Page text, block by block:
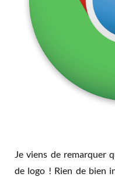
Je viens de remarquer
de logo ! Rien de bien